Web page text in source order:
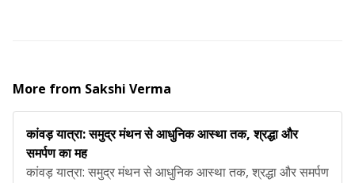
More from Sakshi Verma
कांवड़ यात्रा: समुद्र मंथन से आधुनिक आस्था तक, श्रद्धा और
समर्पण का मह
कांवड़ यात्रा: समुद्र मंथन से आधुनिक आस्था तक, श्रद्धा और समर्पण